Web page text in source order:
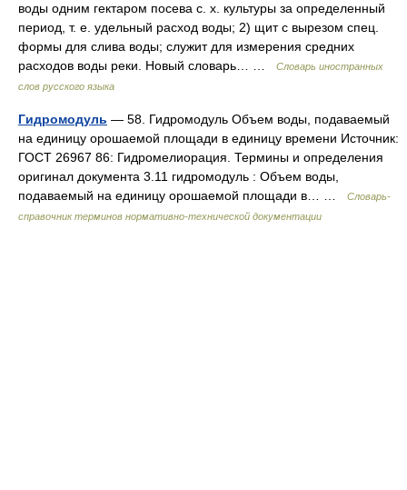
воды одним гектаром посева с. х. культуры за определенный
период, т. е. удельный расход воды; 2) щит с вырезом спец.
формы для слива воды; служит для измерения средних
расходов воды реки. Новый словарь… …
Словарь иностранных
слов русского языка
Гидромодуль — 58. Гидромодуль Объем воды, подаваемый
на единицу орошаемой площади в единицу времени Источник:
ГОСТ 26967 86: Гидромелиорация. Термины и определения
оригинал документа 3.11 гидромодуль : Объем воды,
подаваемый на единицу орошаемой площади в… …
Словарь-
справочник терминов нормативно-технической документации